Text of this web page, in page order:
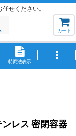
せください。
カート
特商法表示
レス 密閉容器